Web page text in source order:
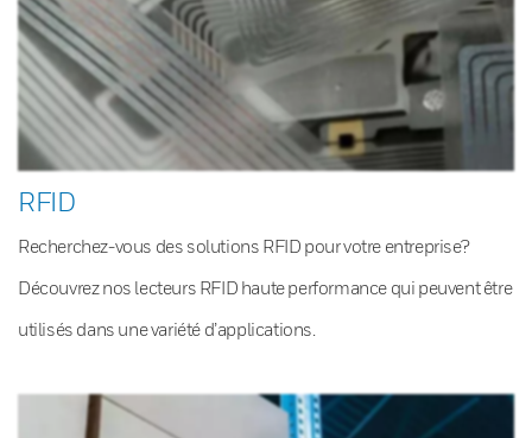
RFID
Recherchez-vous des solutions RFID pour votre entreprise?
Découvrez nos lecteurs RFID haute performance qui peuvent être
utilisés dans une variété d’applications.